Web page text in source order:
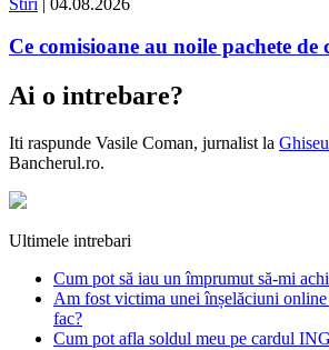
Ce comisioane au noile pachete
Ai o intrebare?
Iti raspunde Vasile Coman, jurnalist la
Bancherul.ro.
Ultimele intrebari
Cum pot să iau un împrumut să-mi
Am fost victima unei înșelăciuni
fac?
Cum pot afla soldul meu pe cardul